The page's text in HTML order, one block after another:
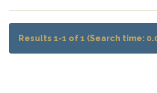
Results 1-1 of 1 (Search time: